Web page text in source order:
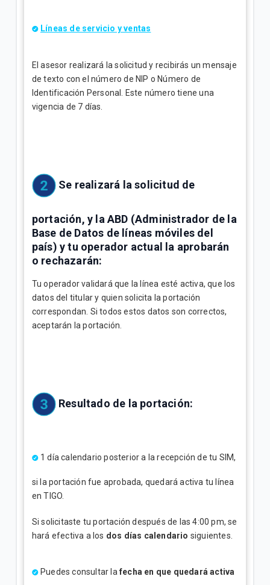
Líneas de servicio y ventas
El asesor realizará la solicitud y recibirás un mensaje
de texto con el número de NIP o Número de
Identificación Personal. Este número tiene una
vigencia de 7 días.
Se realizará la solicitud de
portación, y la ABD (Administrador de la
Base de Datos de líneas móviles del
país) y tu operador actual la aprobarán
o rechazarán:
Tu operador validará que la línea esté activa, que los
datos del titular y quien solicita la portación
correspondan. Si todos estos datos son correctos,
aceptarán la portación.
Resultado de la portación:
1 día calendario posterior a la recepción de tu SIM,
si la portación fue aprobada, quedará activa tu línea
en TIGO.
Si solicitaste tu portación después de las 4:00 pm, se
hará efectiva a los dos días calendario siguientes.
Puedes consultar la fecha en que quedará activa